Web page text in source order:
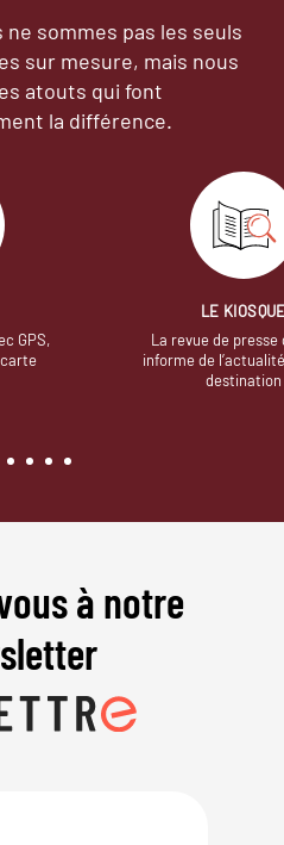
sommes pas les seuls
sur mesure, mais nous
atouts qui font
la différence.
GPS,
LE
La revue de presse
informe de
destination
à notre